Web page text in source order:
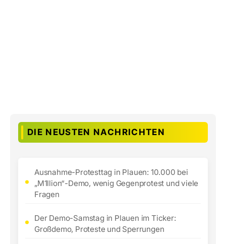
DIE NEUSTEN NACHRICHTEN
Ausnahme-Protesttag in Plauen: 10.000 bei
„M1llion“-Demo, wenig Gegenprotest und viele
Fragen
Der Demo-Samstag in Plauen im Ticker:
Großdemo, Proteste und Sperrungen